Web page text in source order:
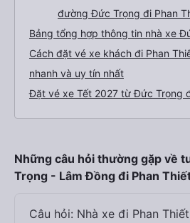
đường Đức Trọng đi Phan
Bảng tổng hợp thông tin nhà xe
Cách đặt vé xe khách đi Phan
nhanh và uy tín nhất
Đặt vé xe Tết 2027 từ Đức Trọng
Những câu hỏi thường gặp về
Trọng - Lâm Đồng đi Phan
Câu hỏi: Nhà xe đi Phan